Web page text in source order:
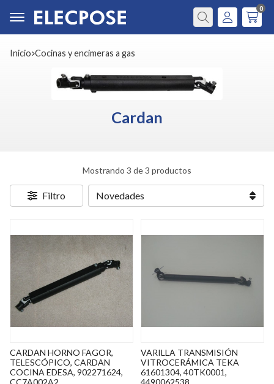
Buscar
0
Inicio cocinas y encimeras a gas
Cardan
Mostrando 3 de 3 productos
Filtro
CARDAN HORNO FAGOR,
TELESCÓPICO, CARDAN
COCINA EDESA, 902271624,
VARILLA TRANSMISIÓN
VITROCERÁMICA TEKA
61601304, 40TK0001,